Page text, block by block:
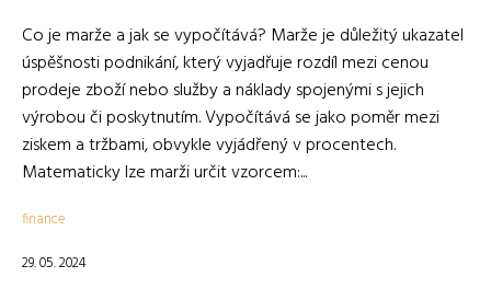
Co je marže a jak se vypočítává? Marže je důležitý ukazatel
úspěšnosti podnikání, který vyjadřuje rozdíl mezi cenou
prodeje zboží nebo služby a náklady spojenými s jejich
výrobou či poskytnutím. Vypočítává se jako poměr mezi
ziskem a tržbami, obvykle vyjádřený v procentech.
Matematicky lze marži určit vzorcem:...
finance
29. 05. 2024